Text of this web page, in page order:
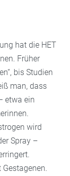
hat die HET
Früher
bis Studien
man, dass
etwa ein
wird
Spray –